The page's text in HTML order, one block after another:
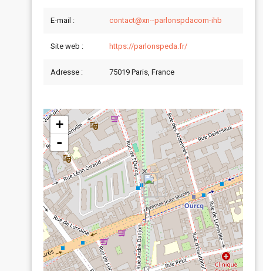
E-mail : contact@xn--parlonspdacom-ihb
Site web : https://parlonspeda.fr/
Adresse : 75019 Paris, France
+
-